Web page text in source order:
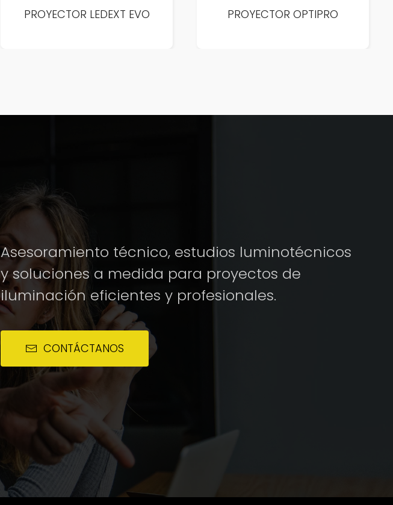
PROYECTOR LEDEXT EVO PROYECTOR OPTIPRO
Asesoramiento técnico, estudios luminotécnicos
y soluciones a medida para proyectos de
iluminación eficientes y profesionales.
CONTÁCTANOS